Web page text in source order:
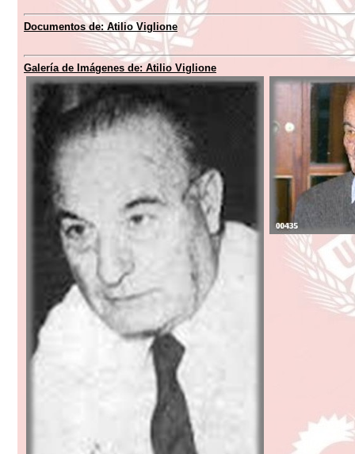
Documentos de:Atilio Viglione
Galería de Imágenes de: Atilio Viglione